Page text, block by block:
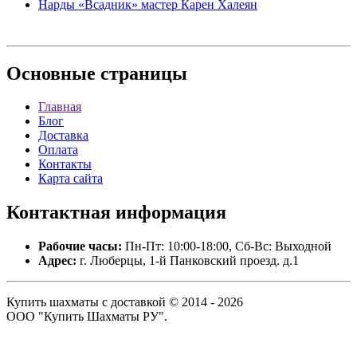
Нарды «Всадник» мастер Карен Халеян
Основные страницы
Главная
Блог
Доставка
Оплата
Контакты
Карта сайта
Контактная информация
Рабочие часы: Пн-Пт: 10:00-18:00, Сб-Вс: Выходной
Адрес: г. Люберцы, 1-й Панковский проезд. д.1
Купить шахматы с доставкой © 2014 - 2026
ООО "Купить Шахматы РУ".